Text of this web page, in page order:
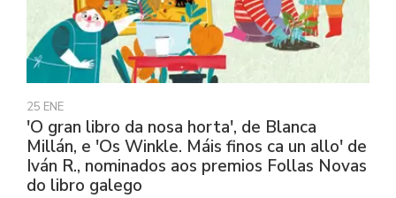
25 ENE
'O gran libro da nosa horta', de Blanca
Millán, e 'Os Winkle. Máis finos ca un allo' de
Iván R., nominados aos premios Follas Novas
do libro galego